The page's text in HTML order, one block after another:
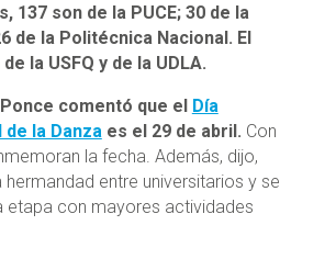
137 son de la PUCE; 30 de la
de la Politécnica Nacional. El
la USFQ y de la UDLA.
comentó que el
Día
de la Danzaes el 29 de abril. Con
la fecha. Además, dijo,
hermandad entre universitarios y se
etapa con mayores actividades